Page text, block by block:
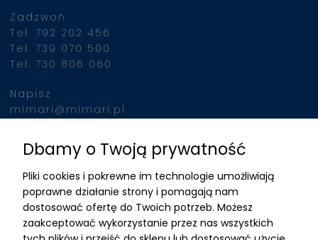
Zadzwoń
Tel. 792 202 456
Tel. 739 070 500
Tel. 730 806 060
Napisz
mimari@mimari.pl
Znajdziesz nas
ADRES
MIMARI sp z o.o.
Dbamy o Twoją prywatność
Pliki cookies i pokrewne im technologie umożliwiają
poprawne działanie strony i pomagają nam
dostosować ofertę do Twoich potrzeb. Możesz
zaakceptować wykorzystanie przez nas wszystkich